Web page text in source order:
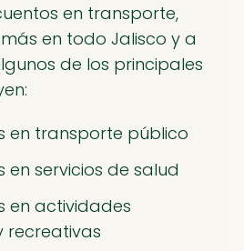
en transporte,
en todo Jalisco y a
de los principales
en transporte público
en servicios de salud
en actividades
recreativas